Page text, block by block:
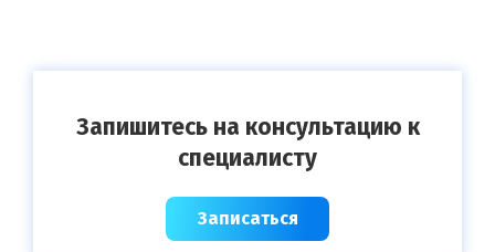
Запишитесь на консультацию к
специалисту
Записаться